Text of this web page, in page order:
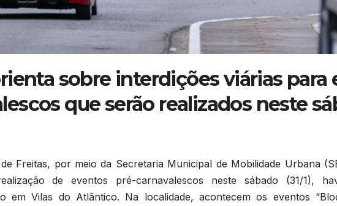
sobre interdições viárias para
que serão realizados neste
Freitas, por meio da Secretaria Municipal de Mobilidade Urbana
de eventos pré-carnavalescos neste sábado (31/1),
em Vilas do Atlântico. Na localidade, acontecem os eventos